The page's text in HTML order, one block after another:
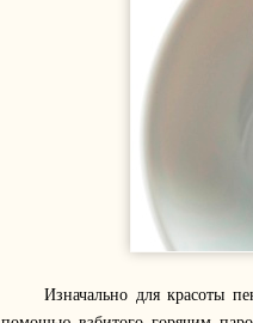
Изначально для красоты